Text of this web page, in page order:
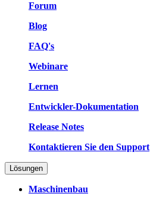
Forum
Blog
FAQ's
Webinare
Lernen
Entwickler-Dokumentation
Release Notes
Kontaktieren Sie den Support
Lösungen
Maschinenbau